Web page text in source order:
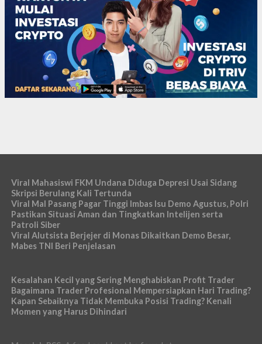
Viral Mahasiswi FKM Undana Diduga Depresi Usai Sidang
Skripsi Berulang Kali Tertunda
Viral Mal Pasang Pagar Tinggi Imbas Isu Demo Agustus, Polri
Pastikan Situasi Aman dan Tingkatkan Intelijen serta
Patroli Siber
Viral Alutsista Berjejer di Monas Dikaitkan Demo Besar,
Mabes TNI Beri Penjelasan
Kesalahan Kecil yang Sering Menghabiskan Profit Trader
Bagaimana Trader Profesional Mempersiapkan Hari Trading?
Kapan Sebaiknya Tidak Membuka Posisi Trading? Kenali
Momen yang Harus Dihindari